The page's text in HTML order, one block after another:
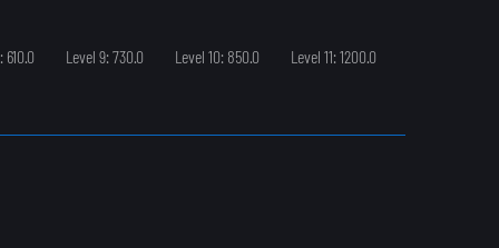
610.0 Level 9: 730.0 Level 10: 850.0
Level 11: 1200.0